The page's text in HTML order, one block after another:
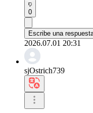
0
Escribe una
2026.07.01 20:31
sjOstrich739